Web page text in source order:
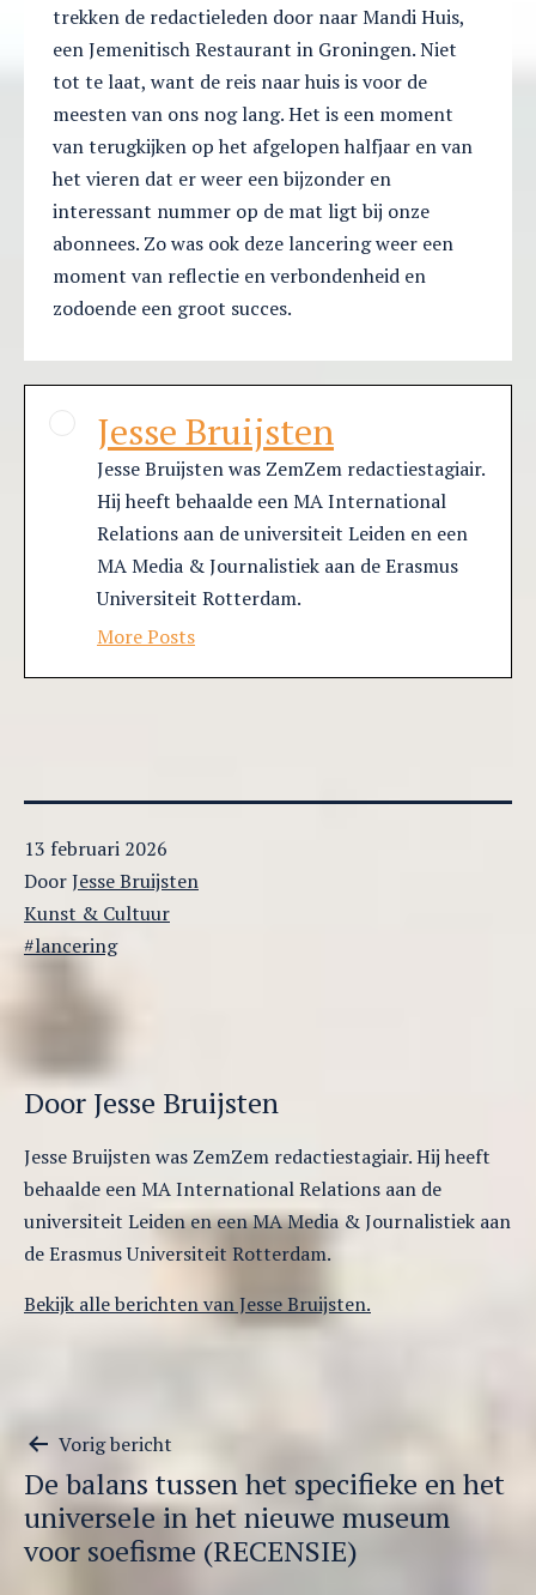
trekken de redactieleden door naar Mandi Huis,
een Jemenitisch Restaurant in Groningen. Niet
tot te laat, want de reis naar huis is voor de
meesten van ons nog lang. Het is een moment
van terugkijken op het afgelopen halfjaar en van
het vieren dat er weer een bijzonder en
interessant nummer op de mat ligt bij onze
abonnees. Zo was ook deze lancering weer een
moment van reflectie en verbondenheid en
zodoende een groot succes.
Jesse Bruijsten
Jesse Bruijsten was ZemZem redactiestagiair.
Hij heeft behaalde een MA International
Relations aan de universiteit Leiden en een
MA Media & Journalistiek aan de Erasmus
Universiteit Rotterdam.
More Posts
Gepubliceerd
op
13 februari 2026
DoorJesse Bruijsten
Gecategoriseerd
als
Kunst & Cultuur
Getagged
lancering
Door Jesse Bruijsten
Jesse Bruijsten was ZemZem redactiestagiair. Hij heeft
behaalde een MA International Relations aan de
universiteit Leiden en een MA Media & Journalistiek aan
de Erasmus Universiteit Rotterdam.
Bekijk alle berichten van Jesse Bruijsten.
Berichtnavigatie
Vorig bericht
De balans tussen het specifieke en het
universele in het nieuwe museum
voor soefisme (RECENSIE)